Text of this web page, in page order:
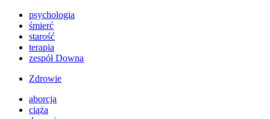
psychologia
śmierć
starość
terapia
zespół Downa
Zdrowie
aborcja
ciąża